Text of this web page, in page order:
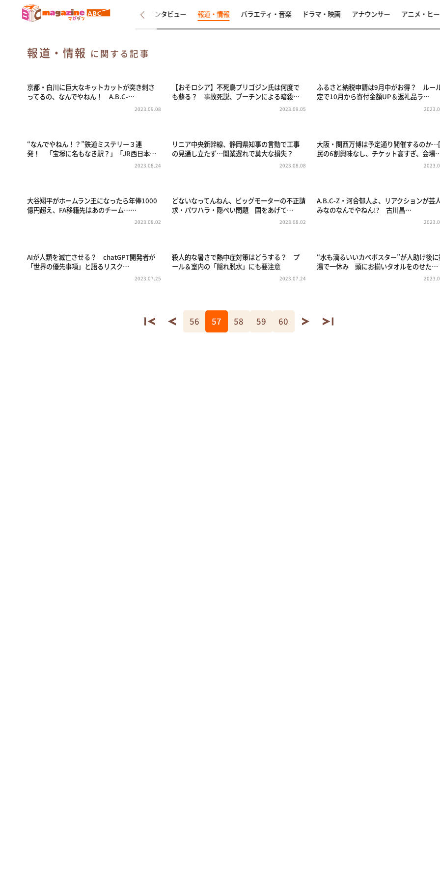
インタビュー 報道・情報 バラエティ・音楽 ドラマ・映画 アナウンサー アニメ・ヒ
報道・情報 に関する記事
京都・白川に巨大なキットカットが突き刺さ
ってるの、なんでやねん！ A.B.C-…
2023.09.08
【おそロシア】不死鳥プリゴジン氏は何度で
も蘇る？ 事故死説、プーチンによる暗殺…
2023.09.05
ふるさと納税申請は9月中がお得？ ルー
定で10月から寄付金額UP＆返礼品ラ…
“なんでやねん！？”鉄道ミステリー３連
発！ 「宝塚に名もなき駅？」「JR西日本…
2023.08.24
リニア中央新幹線、静岡県知事の言動で工事
の見通し立たず…開業遅れで莫大な損失？
2023.08.08
大阪・関西万博は予定通り開催するのか…
民の6割興味なし、チケット高すぎ、会場
大谷翔平がホームラン王になったら年俸1000
億円超え、FA移籍先はあのチーム……
2023.08.02
どないなってんねん、ビッグモーターの不正請
求・パワハラ・隠ぺい問題 国をあげて…
2023.08.02
A.B.C-Z・河合郁人よ、リアクションが芸
みなのなんでやねん!? 古川昌…
AIが人類を滅亡させる？ chatGPT開発者が
「世界の優先事項」と語るリスク…
2023.07.25
殺人的な暑さで熱中症対策はどうする？ プ
ール＆室内の「隠れ脱水」にも要注意
2023.07.24
“水も滴るいいカベポスター”が人助け後
湯で一休み 頭にお揃いタオルをのせた…
56 57 58 59 60